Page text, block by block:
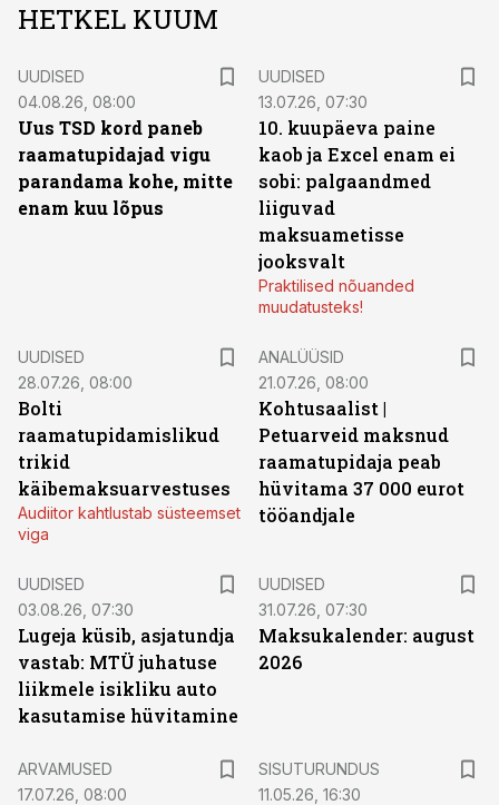
HETKEL KUUM
UUDISED
04.08.26, 08:00
Uus TSD kord paneb
raamatupidajad vigu
parandama kohe, mitte
enam kuu lõpus
UUDISED
13.07.26, 07:30
10. kuupäeva paine
kaob ja Excel enam ei
sobi: palgaandmed
liiguvad
maksuametisse
jooksvalt
Praktilised nõuanded
muudatusteks!
UUDISED
28.07.26, 08:00
Bolti
raamatupidamislikud
trikid
käibemaksuarvestuses
Audiitor kahtlustab süsteemset
viga
ANALÜÜSID
21.07.26, 08:00
Kohtusaalist |
Petuarveid maksnud
raamatupidaja peab
hüvitama 37 000 eurot
tööandjale
UUDISED
03.08.26, 07:30
Lugeja küsib, asjatundja
vastab: MTÜ juhatuse
liikmele isikliku auto
kasutamise hüvitamine
UUDISED
31.07.26, 07:30
Maksukalender: august
2026
ARVAMUSED
17.07.26, 08:00
SISUTURUNDUS
11.05.26, 16:30